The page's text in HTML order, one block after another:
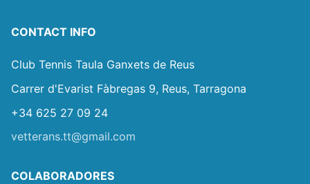
CONTACT INFO
Club Tennis Taula Ganxets de Reus
Carrer d'Evarist Fàbregas 9, Reus, Tarragona
+34 625 27 09 24
vetterans.tt@gmail.com
COLABORADORES